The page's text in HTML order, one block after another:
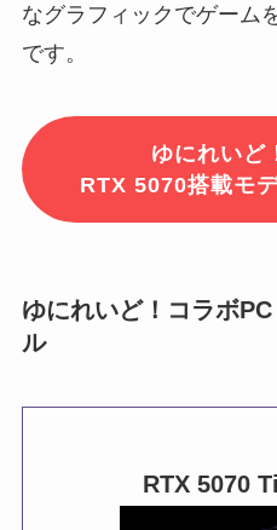
なグラフィックでゲーム
です。
ゆにれいど
RTX 5070搭載モ
ゆにれいど！コラボ
ル
RTX 5070Ti